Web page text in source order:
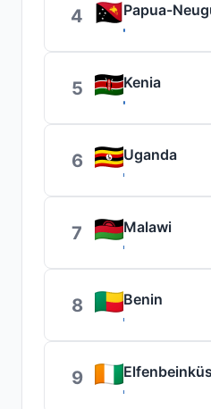
4 Papua-
5 Kenia
6 Uganda
7 Malawi
8 Benin
9